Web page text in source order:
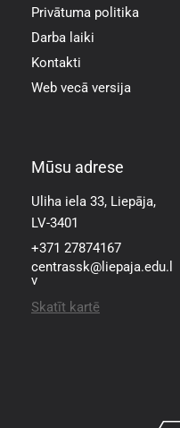
Privātuma politika
Darba laiki
Kontakti
Web vecā versija
Mūsu adrese
Uliha iela 33, Liepāja,
LV-3401
+371 27874167
centrassk@liepaja.edu.l
v
Skatīt kartē